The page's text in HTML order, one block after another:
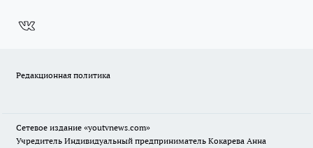
Редакционная политика
Сетевое издание «youtvnews.com»
Учредитель Индивидуальный предприниматель Кокарева Анна